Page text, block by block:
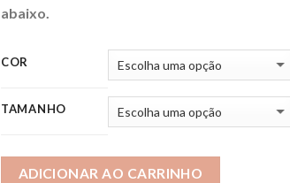
abaixo.
COR
TAMANHO
ADICIONAR AO CARRINHO